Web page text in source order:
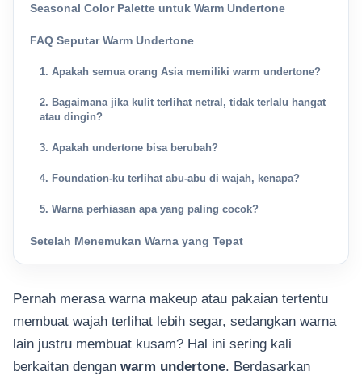
Seasonal Color Palette untuk Warm Undertone
FAQ Seputar Warm Undertone
1. Apakah semua orang Asia memiliki warm undertone?
2. Bagaimana jika kulit terlihat netral, tidak terlalu hangat
atau dingin?
3. Apakah undertone bisa berubah?
4. Foundation-ku terlihat abu-abu di wajah, kenapa?
5. Warna perhiasan apa yang paling cocok?
Setelah Menemukan Warna yang Tepat
Pernah merasa warna makeup atau pakaian tertentu
membuat wajah terlihat lebih segar, sedangkan warna
lain justru membuat kusam? Hal ini sering kali
berkaitan dengan warm undertone. Berdasarkan